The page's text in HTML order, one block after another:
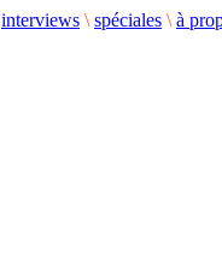
interviews \ spéciales \ à